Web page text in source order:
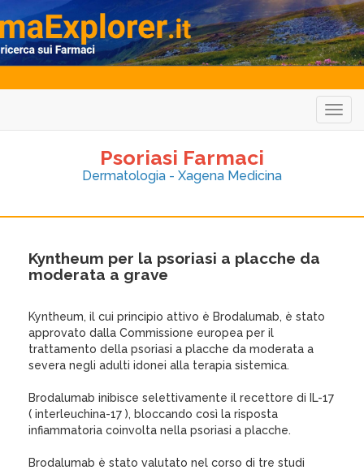
Psoriasi Farmaci
Dermatologia - Xagena Medicina
Kyntheum per la psoriasi a placche da
moderata a grave
Kyntheum, il cui principio attivo è Brodalumab, è stato
approvato dalla Commissione europea per il
trattamento della psoriasi a placche da moderata a
severa negli adulti idonei alla terapia sistemica.
Brodalumab inibisce selettivamente il recettore di IL-17
( interleuchina-17 ), bloccando così la risposta
infiammatoria coinvolta nella psoriasi a placche.
Brodalumab è stato valutato nel corso di tre studi